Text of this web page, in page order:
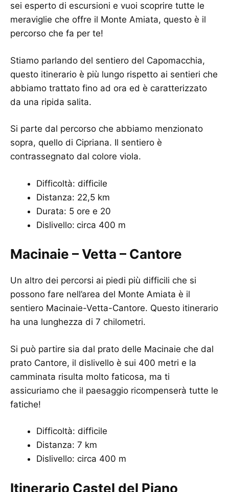
sei esperto di escursioni e vuoi scoprire tutte le
meraviglie che offre il Monte Amiata, questo è il
percorso che fa per te!
Stiamo parlando del sentiero del Capomacchia,
questo itinerario è più lungo rispetto ai sentieri che
abbiamo trattato fino ad ora ed è caratterizzato
da una ripida salita.
Si parte dal percorso che abbiamo menzionato
sopra, quello di Cipriana. Il sentiero è
contrassegnato dal colore viola.
Difficoltà: difficile
Distanza: 22,5 km
Durata: 5 ore e 20
Dislivello: circa 400 m
Macinaie – Vetta – Cantore
Un altro dei percorsi ai piedi più difficili che si
possono fare nell’area del Monte Amiata è il
sentiero Macinaie-Vetta-Cantore. Questo itinerario
ha una lunghezza di 7 chilometri.
Si può partire sia dal prato delle Macinaie che dal
prato Cantore, il dislivello è sui 400 metri e la
camminata risulta molto faticosa, ma ti
assicuriamo che il paesaggio ricompenserà tutte le
fatiche!
Difficoltà: difficile
Distanza: 7 km
Dislivello: circa 400 m
Itinerario Castel del Piano